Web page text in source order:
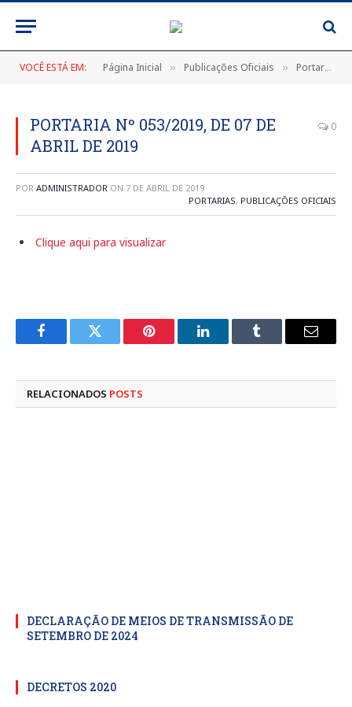
VOCÊ ESTÁ EM: Página Inicial » Publicações Oficiais » Portarias
PORTARIA Nº 053/2019, DE 07 DE
ABRIL DE 2019
0
POR ADMINISTRADOR ON 7 DE ABRIL DE 2019
PORTARIAS, PUBLICAÇÕES OFICIAIS
Clique aqui para visualizar
FacebookTwitter Pinterest LinkedInTumblr
E-
RELACIONADOS POSTS
DECLARAÇÃO DE MEIOS DE TRANSMISSÃO DE
SETEMBRO DE 2024
DECRETOS 2020